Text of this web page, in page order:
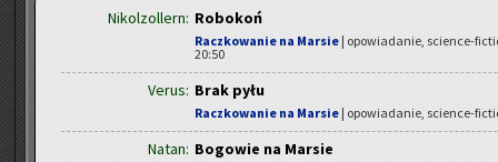
Nikolzollern: Robokoń
Raczkowanie na Marsie | opowiadanie, science-
20:50
Verus: Brak pyłu
Raczkowanie na Marsie | opowiadanie, science-
Natan: Bogowie na Marsie